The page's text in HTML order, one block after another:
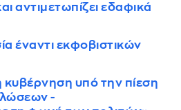
αντιμετωπίζει εδαφικά
έναντι εκφοβιστικών
κυβέρνηση υπό την πίεση
-